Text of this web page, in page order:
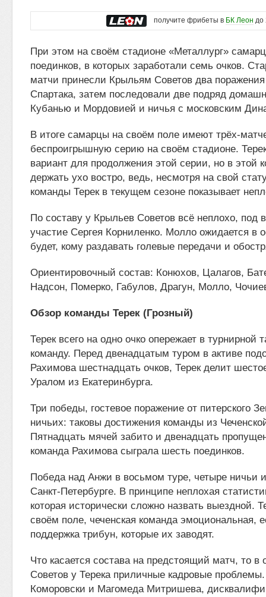
получите фрибеты в БК Леон до
При этом на своём стадионе «Металлург»
поединков, в которых заработали семь очков.
матчи принесли Крыльям Советов два
Спартака, затем последовали две подряд
Кубанью и Мордовией и ничья с московским
В итоге самарцы на своём поле имеют трёх-
беспроигрышную серию на своём стадионе.
вариант для продолжения этой серии, но в этой
держать ухо востро, ведь, несмотря на свой
команды Терек в текущем сезоне показывает
По составу у Крыльев Советов всё неплохо, под
участие Сергея Корниленко. Молло ожидается в
будет, кому раздавать голевые передачи и
Ориентировочный состав: Конюхов, Цалагов,
Надсон, Померко, Габулов, Драгун, Молло,
Обзор команды Терек (Грозный)
Терек всего на одно очко опережает в турнирной
команду. Перед двенадцатым туром в активе
Рахимова шестнадцать очков, Терек делит
Уралом из Екатеринбурга.
Три победы, гостевое поражение от питерского
ничьих: таковы достижения команды из
Пятнадцать мячей забито и двенадцать
команда Рахимова сыграла шесть поединков.
Победа над Анжи в восьмом туре, четыре ничьи
Санкт-Петербурге. В принципе неплохая
которая исторически сложно назвать выездной.
своём поле, чеченская команда эмоциональная,
поддержка трибун, которые их заводят.
Что касается состава на предстоящий матч, то в
Советов у Терека приличные кадровые
Коморовски и Магомеда Митришева,